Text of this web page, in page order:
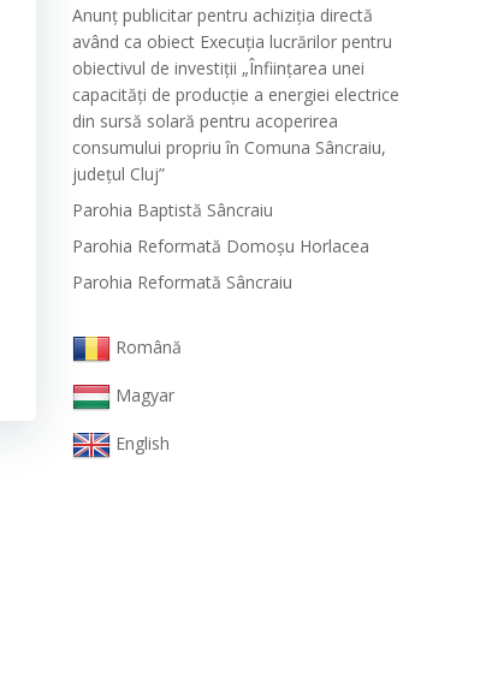
Anunț publicitar pentru achiziția directă
având ca obiect Execuția lucrărilor pentru
obiectivul de investiții „Înființarea unei
capacități de producție a energiei electrice
din sursă solară pentru acoperirea
consumului propriu în Comuna Sâncraiu,
județul Cluj”
Parohia Baptistă Sâncraiu
Parohia Reformată Domoşu Horlacea
Parohia Reformată Sâncraiu
Română
Magyar
English